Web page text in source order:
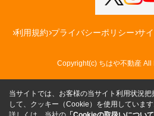
利用規約 プライバシーポリシー サ
Copyright(c) ちはや不動産 All
当サイトでは、お客様の当サイト利用状況
して、クッキー（Cookie）を使用しています